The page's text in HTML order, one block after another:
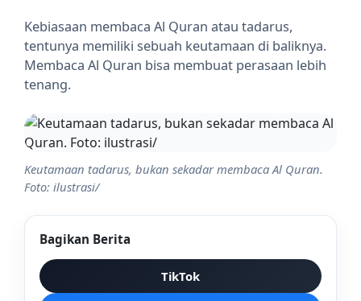
Kebiasaan membaca Al Quran atau tadarus,
tentunya memiliki sebuah keutamaan di baliknya.
Membaca Al Quran bisa membuat perasaan lebih
tenang.
Keutamaan tadarus, bukan sekadar membaca Al Quran.
Foto: ilustrasi/
Bagikan Berita
TikTok